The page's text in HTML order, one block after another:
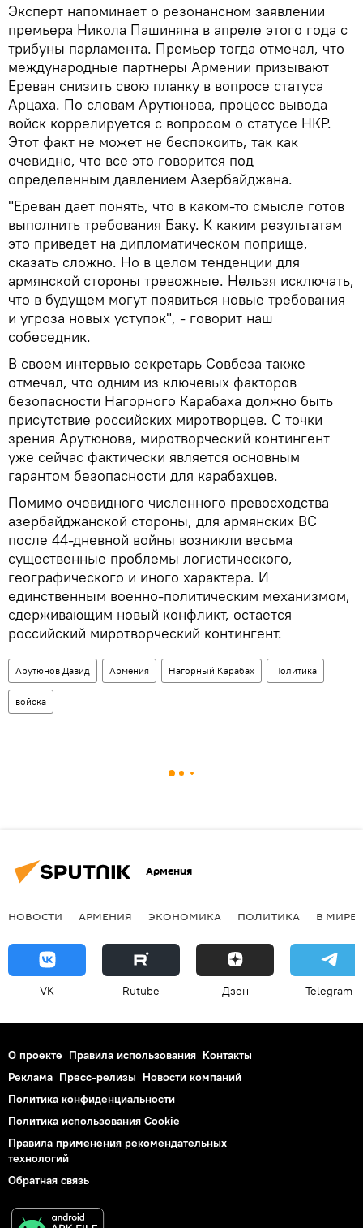
Эксперт напоминает о резонансном заявлении
премьера Никола Пашиняна в апреле этого года с
трибуны парламента. Премьер тогда отмечал, что
международные партнеры Армении призывают
Ереван снизить свою планку в вопросе статуса
Арцаха. По словам Арутюнова, процесс вывода
войск коррелируется с вопросом о статусе НКР.
Этот факт не может не беспокоить, так как
очевидно, что все это говорится под
определенным давлением Азербайджана.
"Ереван дает понять, что в каком-то смысле готов
выполнить требования Баку. К каким результатам
это приведет на дипломатическом поприще,
сказать сложно. Но в целом тенденции для
армянской стороны тревожные. Нельзя исключать,
что в будущем могут появиться новые требования
и угроза новых уступок", - говорит наш
собеседник.
В своем интервью секретарь Совбеза также
отмечал, что одним из ключевых факторов
безопасности Нагорного Карабаха должно быть
присутствие российских миротворцев. С точки
зрения Арутюнова, миротворческий контингент
уже сейчас фактически является основным
гарантом безопасности для карабахцев.
Помимо очевидного численного превосходства
азербайджанской стороны, для армянских ВС
после 44-дневной войны возникли весьма
существенные проблемы логистического,
географического и иного характера. И
единственным военно-политическим механизмом,
сдерживающим новый конфликт, остается
российский миротворческий контингент.
Арутюнов Давид Армения Нагорный Карабах Политика
войска
Армения
НОВОСТИ АРМЕНИЯ ЭКОНОМИКА ПОЛИТИКА В МИРЕ
VK Rutube Дзен Telegram
О проекте Правила использования Контакты
Реклама Пресс-релизы Новости компаний
Политика конфиденциальности
Политика использования Cookie
Правила применения рекомендательных
технологий
Обратная связь